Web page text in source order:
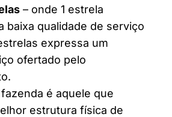
– onde 1 estrela
baixa qualidade de serviço
expressa um
ofertado pelo
é aquele que
estrutura física de